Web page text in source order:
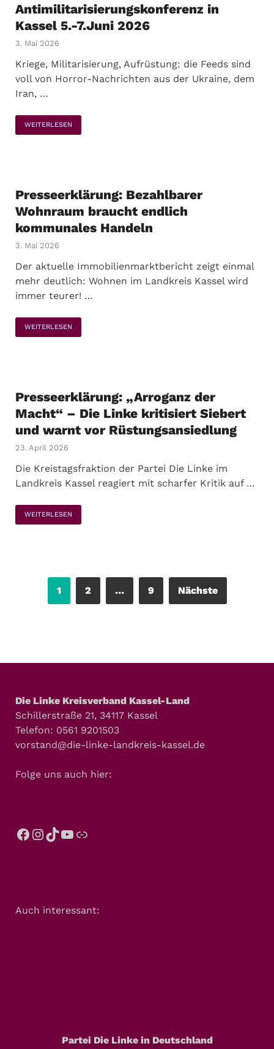
Antimilitarisierungskonferenz in
Kassel 5.-7.Juni 2026
3. Mai 2026
Kriege, Militarisierung, Aufrüstung: die Feeds sind
voll von Horror-Nachrichten aus der Ukraine, dem
Iran, …
WEITERLESEN
Presseerklärung: Bezahlbarer
Wohnraum braucht endlich
kommunales Handeln
3. Mai 2026
Der aktuelle Immobilienmarktbericht zeigt einmal
mehr deutlich: Wohnen im Landkreis Kassel wird
immer teurer! …
WEITERLESEN
Presseerklärung: „Arroganz der
Macht“ – Die Linke kritisiert Siebert
und warnt vor Rüstungsansiedlung
23. April 2026
Die Kreistagsfraktion der Partei Die Linke im
Landkreis Kassel reagiert mit scharfer Kritik auf …
WEITERLESEN
1 2 … 9 Nächste
Die Linke Kreisverband Kassel-Land
Schillerstraße 21, 34117 Kassel
Telefon: 0561 9201503
vorstand@die-linke-landkreis-kassel.de
Folge uns auch hier:
Auch interessant:
Partei Die Linke in Deutschland